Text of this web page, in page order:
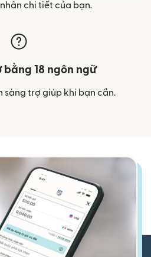
chi tiết của bạn.
bằng 18 ngôn ngữ
sàng trợ giúp khi bạn cần.